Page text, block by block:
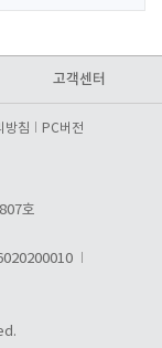
고객센터
방침 PC버전
호